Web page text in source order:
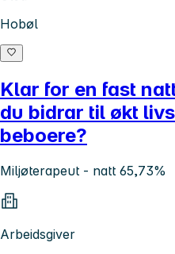
Hobøl
Klar for en fast
du bidrar til økt
beboere?
Miljøterapeut - natt 65,73%
Arbeidsgiver